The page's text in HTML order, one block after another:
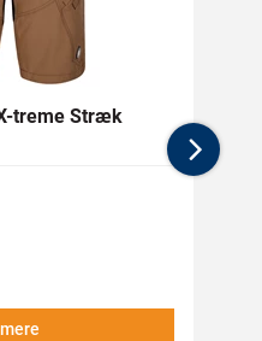
treme Stræk
Zip